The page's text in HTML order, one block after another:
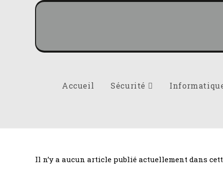
Accueil Sécurité
Il n’y a aucun article publié actuellement dans